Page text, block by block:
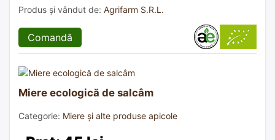
Produs și vândut de: Agrifarm S.R.L.
Comandă
Miere ecologică de salcâm
Categorie: Miere și alte produse apicole